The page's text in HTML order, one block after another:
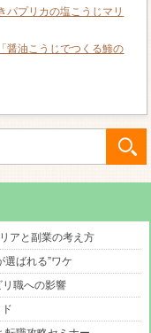
パプリカの塩こうじマリ
醤油こうじでつくる鯵の
アと副業の考え方
選ばれる”ワケ
リ職への影響